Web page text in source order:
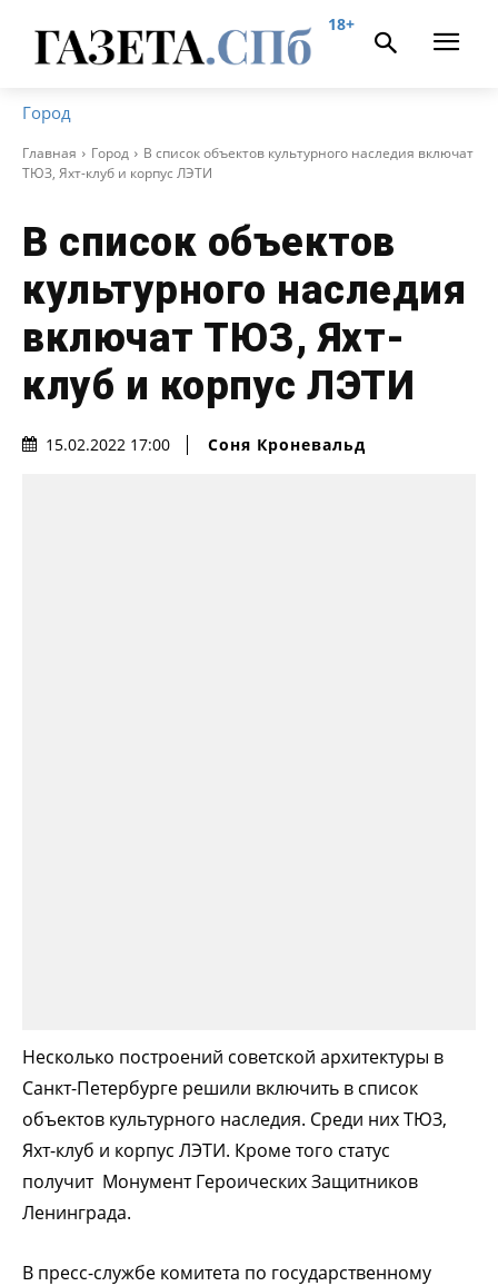
18+
Город
Главная Город
В список объектов культурного наследия включат
ТЮЗ, Яхт-клуб и корпус ЛЭТИ
В список объектов
культурного наследия
включат ТЮЗ, Яхт-
клуб и корпус ЛЭТИ
15.02.2022 17:00 Соня Кроневальд
Несколько построений советской архитектуры в
Санкт-Петербурге решили включить в список
объектов культурного наследия. Среди них ТЮЗ,
Яхт-клуб и корпус ЛЭТИ. Кроме того статус
получит Монумент Героических Защитников
Ленинграда.
В пресс-службе комитета по государственному